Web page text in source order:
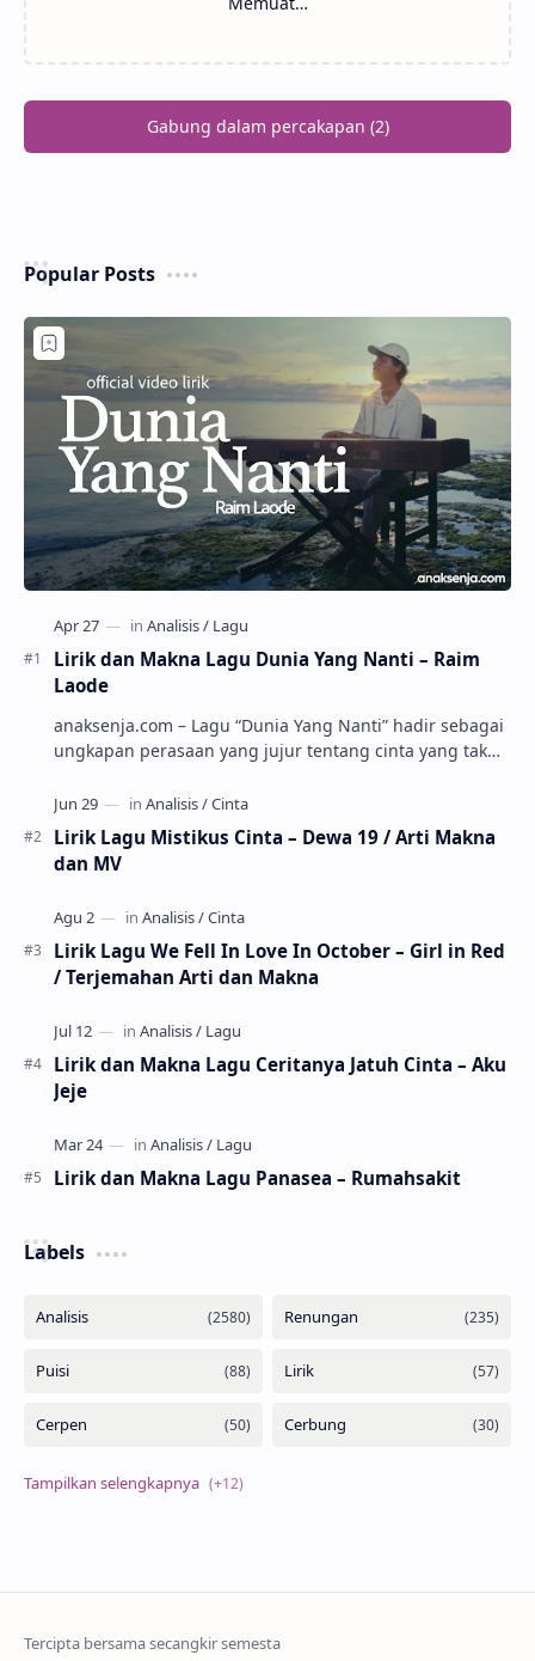
Gabung dalam percakapan (2)
Popular Posts
Lirik dan Makna Lagu Dunia Yang Nanti – Raim
Laode
anaksenja.com – Lagu “Dunia Yang Nanti” hadir sebagai
ungkapan perasaan yang jujur tentang cinta yang tak
Lirik Lagu Mistikus Cinta – Dewa 19 / Arti Makna
dan MV
Lirik Lagu We Fell In Love In October – Girl in Red
/ Terjemahan Arti dan Makna
Lirik dan Makna Lagu Ceritanya Jatuh Cinta – Aku
Jeje
Lirik dan Makna Lagu Panasea – Rumahsakit
Labels